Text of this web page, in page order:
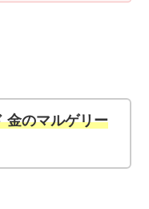
金のマルゲリー